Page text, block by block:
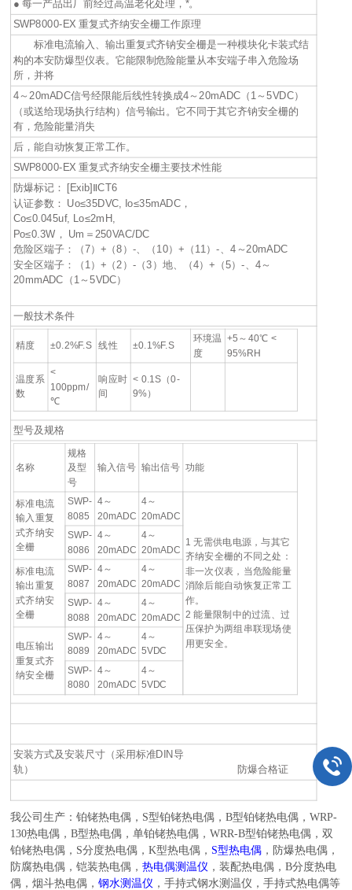
● 每一产品出厂前经过高温老化处理，*。
SWP8000-EX 重复式齐纳安全栅工作原理
标准电流输入、输出重复式齐钠安全栅是一种模块化卡装式结
构的本安防爆型仪表。它能限制危险能量从本安端子串入危险场
所，并将
4～20mADC信号经限能后线性转换成4～20mADC（1～5VDC）
（或送给现场执行结构）信号输出。它不同于其它齐钠安全栅的
有，危险能量消失
后，能自动恢复正常工作。
SWP8000-EX 重复式齐纳安全栅主要技术性能
防爆标记： [Exib]ⅡCT6
认证参数： Uo≤35DVC, Io≤35mADC，
Co≤0.045uf, Lo≤2mH,
Po≤0.3W， Um＝250VAC/DC
危险区端子：（7）+（8）-、（10）+（11）-、4～20mADC
安全区端子：（1）+（2）-（3）地、（4）+（5）-、4～
20mmADC（1～5VDC）
一般技术条件
精度 ±0.2%F.S 线性 ±0.1%F.S
环境温
度
+5～40℃ <
95%RH
温度系
数
<
100ppm/
℃
响应时
间
< 0.1S（0-
9%）
型号及规格
名称
规格
及型
号
输入信号 输出信号 功能
标准电流
输入重复
式齐纳安
全栅
SWP-
8085
4～
20mADC
4～
20mADC
1 无需供电电源，与其它
齐纳安全栅的不同之处：
非一次仪表，当危险能量
消除后能自动恢复正常工
作。
2 能量限制中的过流、过
压保护为两组串联现场使
用更安全。
SWP-
8086
4～
20mADC
4～
20mADC
标准电流
输出重复
式齐纳安
全栅
SWP-
8087
4～
20mADC
4～
20mADC
SWP-
8088
4～
20mADC
4～
20mADC
电压输出
重复式齐
纳安全栅
SWP-
8089
4～
20mADC
4～
5VDC
SWP-
8080
4～
20mADC
4～
5VDC
安装方式及安装尺寸（采用标准DIN导
轨） 防爆合格证
我公司生产：铂铑热电偶， S型铂铑热电偶，B型铂铑热电偶，WRP-
130热电偶，B型热电偶，单铂铑热电偶，WRR-B型铂铑热电偶，双
铂铑热电偶， S分度热电偶，K型热电偶， S型热电偶 ，防爆热电偶，
防腐热电偶，铠装热电偶，热电偶测温仪 ，装配热电偶，B分度热电
偶，烟斗热电偶，钢水测温仪 ，手持式钢水测温仪，手持式热电偶等